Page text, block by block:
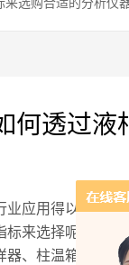
何透过液
用得以快速发
选择呢？下面
柱温箱、混合